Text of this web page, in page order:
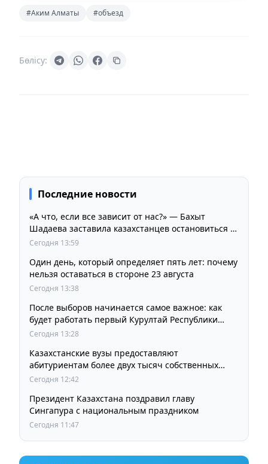
#Аким Алматы #объезд
Бөлісу:
Последние новости
«А что, если все зависит от нас?» — Бахыт
Шадаева заставила казахстанцев остановиться и
задуматься
Сегодня 13:59
Один день, который определяет пять лет: почему
нельзя оставаться в стороне 23 августа
Сегодня 13:38
После выборов начинается самое важное: как
будет работать первый Курултай Республики
Казахстан
Сегодня 13:28
Казахстанские вузы предоставляют
абитуриентам более двух тысяч собственных
образовательных грантов
Сегодня 12:42
Президент Казахстана поздравил главу
Сингапура с национальным праздником
Сегодня 11:47